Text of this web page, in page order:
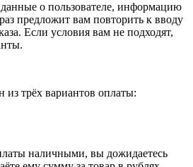
о пользователе, информацию
предложит вам повторить к вводу
Если условия вам не подходят,
трёх вариантов оплаты:
наличными, вы дожидаетесь